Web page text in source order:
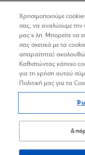
Προσωπικά
Χρησιμοποιούμε
σας, να αναλύουμε την
μας κ.λπ. Μπορείτε να
σας σχετικά με τα
απαραίτητα)
Καθιστώντας κάποιο
για τη χρήση αυτού
Πολιτική μας για τα